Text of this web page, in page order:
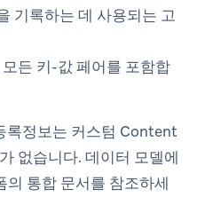
기록하는 데 사용되는 고
든 키-값 페어를 포함합
록정보는 커스텀 Content
없습니다. 데이터 모델에
의 통합 문서를 참조하세